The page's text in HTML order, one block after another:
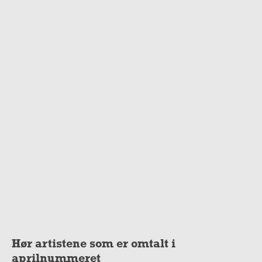
Hør artistene som er omtalt i
aprilnummeret